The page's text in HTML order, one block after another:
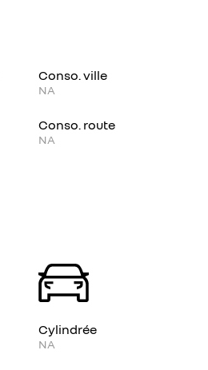
Conso. ville
NA
Conso. route
NA
Cylindrée
NA